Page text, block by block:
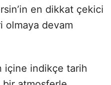
en dikkat çekici
olmaya devam
içine indikçe tarih